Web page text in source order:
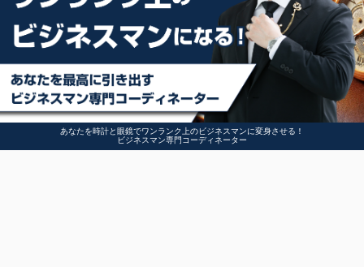
あなたを時計と眼鏡でワンランク上のビジネスマンに変身させる！
ビジネスマン専門コーディネーター